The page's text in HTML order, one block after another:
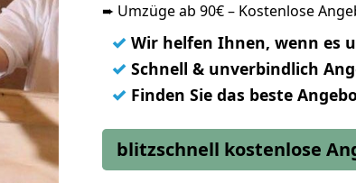
➨ Umzüge ab 90€ – Kostenlose
✓ Wir helfen Ihnen, wenn es
✓ Schnell & unverbindlich
✓ Finden Sie das beste
blitzschnell kostenlose